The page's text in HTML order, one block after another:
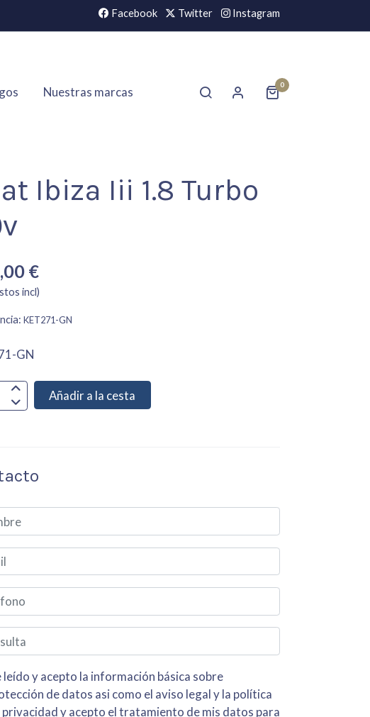
Facebook Twitter Instagram
Nuestras marcas 0
Ibiza Iii 1.8 Turbo
€
incl)
KET271-GN
GN
Añadir a la cesta
y acepto la información básica sobre
de datos asi como el aviso legal y la política
y acepto el tratamiento de mis datos para